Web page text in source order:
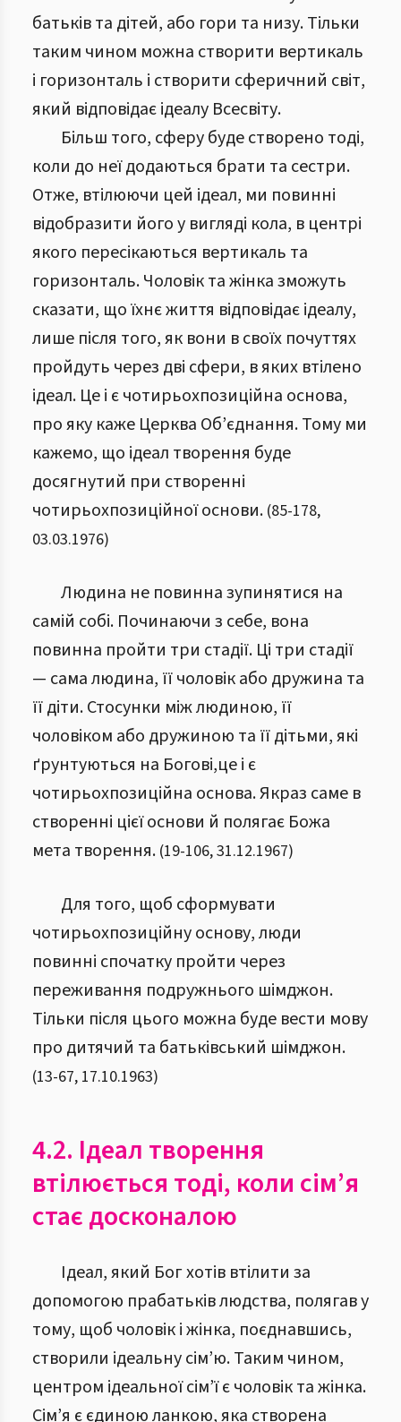
батьків та дітей, або гори та низу. Тільки
таким чином можна створити вертикаль
і горизонталь і створити сферичний світ,
який відповідає ідеалу Всесвіту.
Більш того, сферу буде створено тоді,
коли до неї додаються брати та сестри.
Отже, втілюючи цей ідеал, ми повинні
відобразити його у вигляді кола, в центрі
якого пересікаються вертикаль та
горизонталь. Чоловік та жінка зможуть
сказати, що їхнє життя відповідає ідеалу,
лише після того, як вони в своїх почуттях
пройдуть через дві сфери, в яких втілено
ідеал. Це і є чотирьохпозиційна основа,
про яку каже Церква Об’єднання. Тому ми
кажемо, що ідеал творення буде
досягнутий при створенні
чотирьохпозиційної основи. (85-178,
03.03.1976)
Людина не повинна зупинятися на
самій собі. Починаючи з себе, вона
повинна пройти три стадії. Ці три стадії
— сама людина, її чоловік або дружина та
її діти. Стосунки між людиною, її
чоловіком або дружиною та її дітьми, які
ґрунтуються на Богові,це і є
чотирьохпозиційна основа. Якраз саме в
створенні цієї основи й полягає Божа
мета творення. (19-106,31.12.1967)
Для того, щоб сформувати
чотирьохпозиційну основу, люди
повинні спочатку пройти через
переживання подружнього шімджон.
Тільки після цього можна буде вести мову
про дитячий та батьківський шімджон.
(13-67, 17.10.1963)
4.2. Ідеал творення
втілюється тоді, коли сім’я
стає досконалою
Ідеал, який Бог хотів втілити за
допомогою прабатьків людства, полягав у
тому, щоб чоловік і жінка, поєднавшись,
створили ідеальну сім’ю. Таким чином,
центром ідеальної сім’ї є чоловік та жінка.
Сім’я є єдиною ланкою, яка створена